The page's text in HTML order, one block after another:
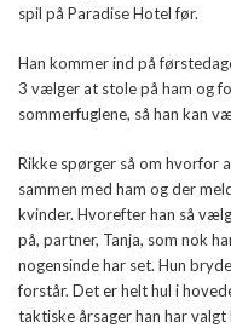
spil på Paradise Hotel før.
Han kommer ind på
3 vælger at stole på ham og
sommerfuglene, så han kan
Rikke spørger så om hvorfor
sammen med ham og der
kvinder. Hvorefter han så
på, partner, Tanja, som nok
nogensinde har set. Hun
forstår. Det er helt hul i
taktiske årsager han har valgt